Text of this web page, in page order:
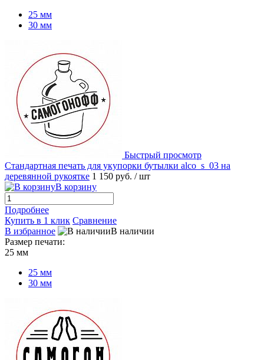
25 мм
30 мм
Быстрый просмотр
Стандартная печать для укупорки бутылки alco_s_03 на
деревянной рукоятке 1 150 руб. / шт
В корзину
Подробнее
Купить в 1 клик Сравнение
В избранное
В наличии
Размер печати:
25 мм
25 мм
30 мм